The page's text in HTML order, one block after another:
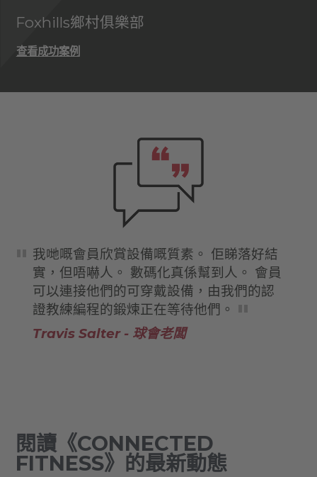
Foxhills鄉村俱樂部
查看成功案例
我哋嘅會員欣賞設備嘅質素。 佢睇落好結
實，但唔嚇人。 數碼化真係幫到人。 會員
可以連接他們的可穿戴設備，由我們的認
證教練編程的鍛煉正在等待他們。
Travis Salter - 球會老闆
閱讀《CONNECTED
FITNESS》的最新動態